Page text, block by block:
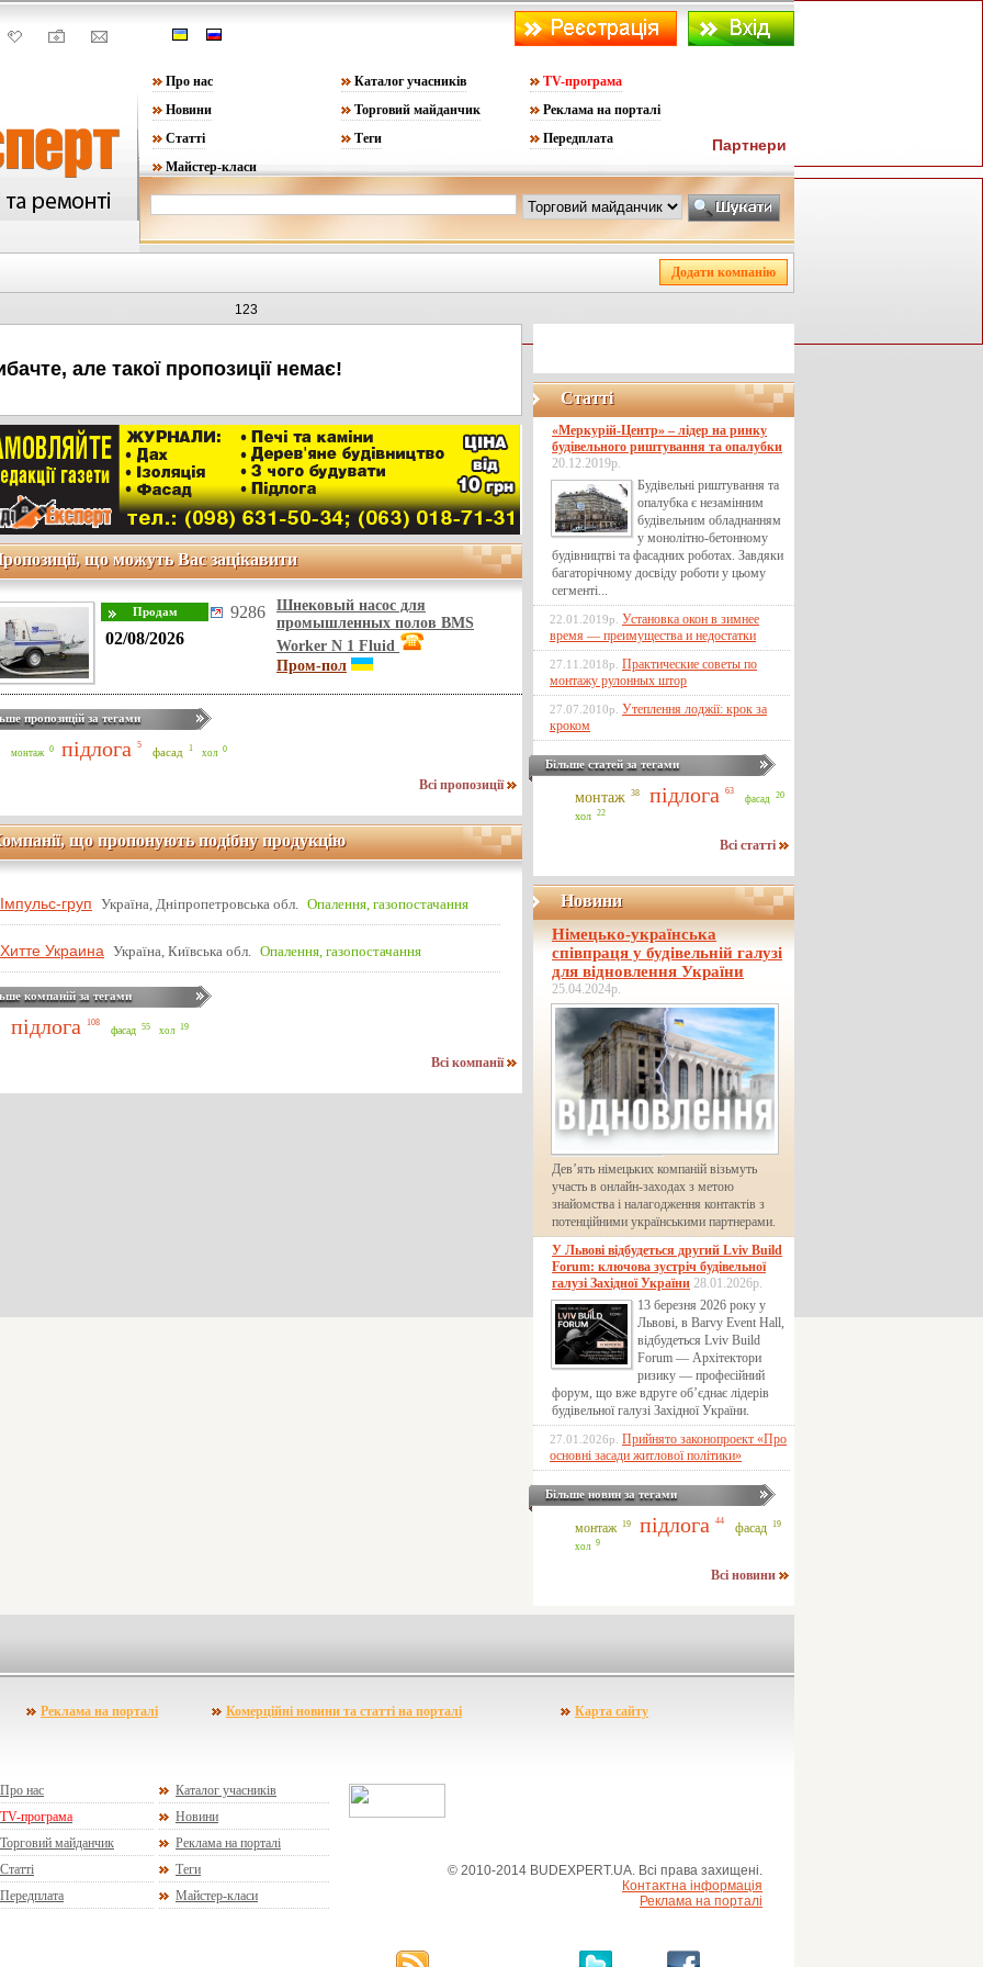
Про нас Каталог учасників
TV-програма
Новини
Торговий майданчик
Реклама на порталі
Статті
Теги
Передплата
Майстер-класи
Партнери
123
але такої пропозиції немає!
що можуть Вас зацікавити
02/08/2026
9286
Шнековый насос для
промышленных полов BMS
Worker N 1 Fluid
Пром-пол
пропозицій за тегами
монтаж 0 підлога 5
фасад 1 хол 0
Всі пропозиції
що пропонують подібну продукцію
Імпульс-груп Україна, Дніпропетровська обл. Опалення, газопостачання
Хитте Украина Україна, Київська обл. Опалення, газопостачання
компаній за тегами
підлога 108
фасад 55 хол 19
Всі компанії
Статті
«Меркурій-Центр» – лідер на ринку
будівельного риштування та опалубки
20.12.2019р.
Будівельні риштування та
опалубка є незамінним
будівельним обладнанням
у монолітно-бетонному
будівництві та фасадних роботах. Завдяки
багаторічному досвіду роботи у цьому
сегменті...
22.01.2019р. Установка окон в зимнее
время — преимущества и недостатки
27.11.2018р. Практические советы по
монтажу рулонных штор
27.07.2010р. Утеплення лоджії: крок за
кроком
Більше статей за тегами
монтаж 38 підлога 63
фасад 20
хол 22
Всі статті
Новини
Німецько-українська
співпраця у будівельній галузі
для відновлення України
25.04.2024р.
Дев’ять німецьких компаній візьмуть
участь в онлайн-заходах з метою
знайомства і налагодження контактів з
потенційними українськими партнерами.
У Львові відбудеться другий Lviv Build
Forum: ключова зустріч будівельної
галузі Західної України 28.01.2026р.
13 березня 2026 року у
Львові, в Barvy Event Hall,
відбудеться Lviv Build
Forum — Архітектори
ризику — професійний
форум, що вже вдруге об’єднає лідерів
будівельної галузі Західної України.
27.01.2026р. Прийнято законопроект «Про
основні засади житлової політики»
Більше новин за тегами
монтаж 19 підлога 44 фасад 19
хол 9
Всі новини
Реклама на порталі Комерційні новини та статті на порталі Карта сайту
Про нас
Каталог учасників
TV-програма
Новини
Торговий майданчик
Реклама на порталі
Статті
Теги
Передплата
Майстер-класи
© 2010-2014 BUDEXPERT.UA. Всі права захищені.
Контактна інформація
Реклама на порталі